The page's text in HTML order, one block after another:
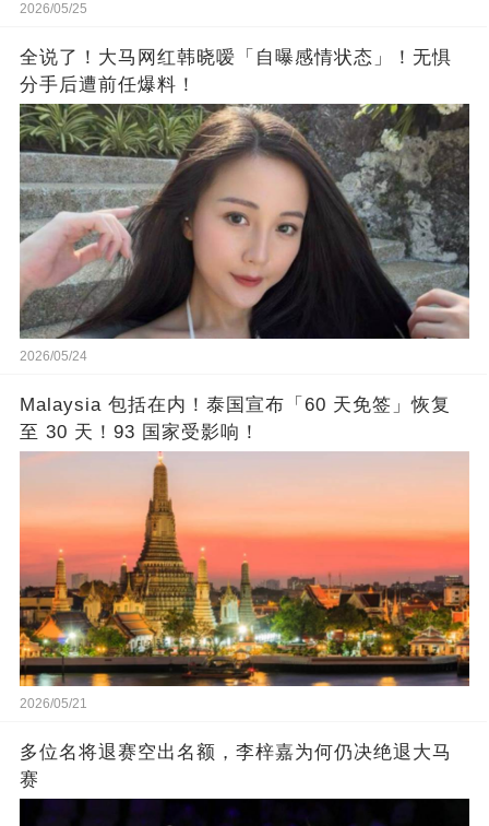
2026/05/25
全说了！大马网红韩晓嗳「自曝感情状态」！无惧
分手后遭前任爆料！
2026/05/24
Malaysia 包括在内！泰国宣布「60 天免签」恢复
至 30 天！93 国家受影响！
2026/05/21
多位名将退赛空出名额，李梓嘉为何仍决绝退大马
赛